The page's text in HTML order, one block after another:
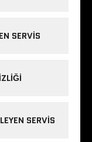
SERVIS
SERVIS